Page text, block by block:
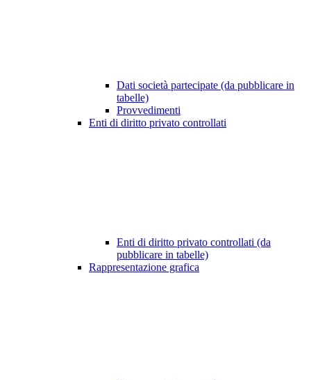
Dati società partecipate (da pubblicare in
tabelle)
Provvedimenti
Enti di diritto privato controllati
Enti di diritto privato controllati (da
pubblicare in tabelle)
Rappresentazione grafica